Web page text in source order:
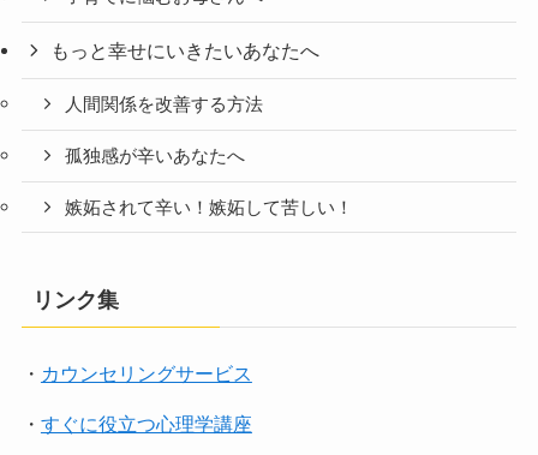
もっと幸せにいきたいあなたへ
人間関係を改善する方法
孤独感が辛いあなたへ
嫉妬されて辛い！嫉妬して苦しい！
リンク集
・ カウンセリングサービス
・ すぐに役立つ心理学講座